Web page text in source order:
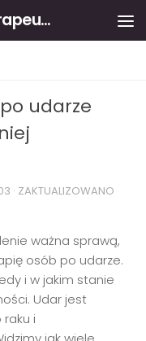
Kursy i szkolenia dla fizjoterapeutów
udarze
· ZAKTUALIZOWANO
ważna sprawą,
osób po udarze.
i w jakim stanie
Udar jest
i